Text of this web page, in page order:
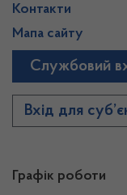
Графік роботи
Контакти
Мапа сайту
Службовий
Вхід для